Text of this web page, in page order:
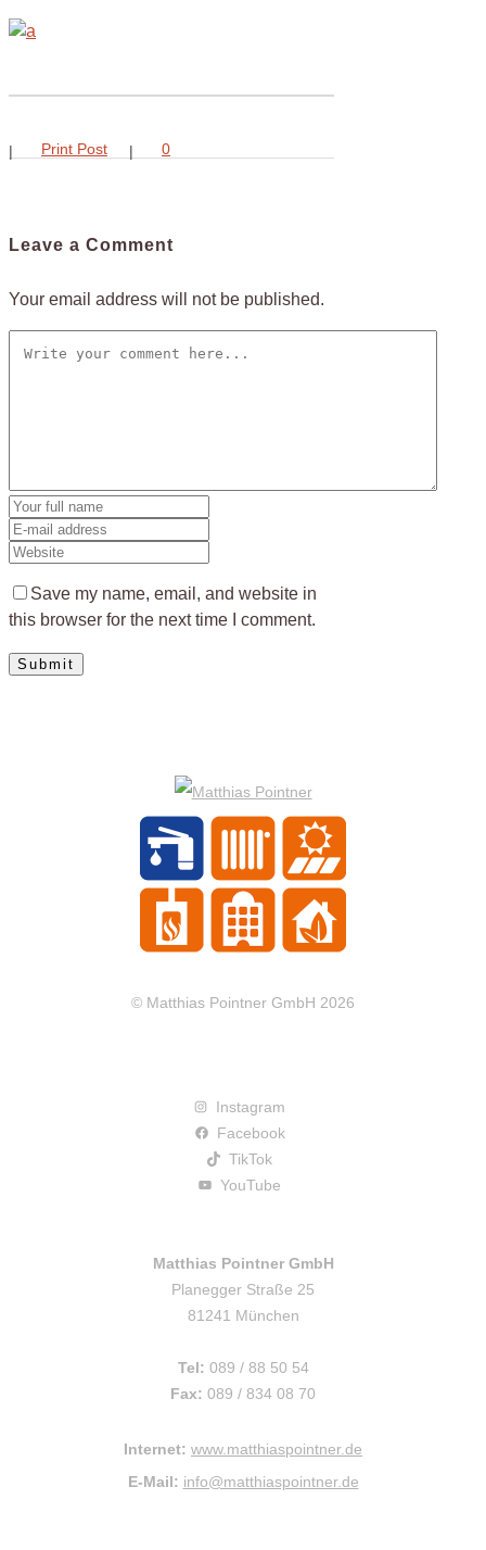
Print Post 0
Leave a Comment
Your email address will not be published.
Save my name, email, and website in
this browser for the next time I comment.
© Matthias Pointner GmbH 2026
Instagram
Facebook
TikTok
YouTube
Matthias Pointner GmbH
Planegger Straße 25
81241 München
Tel: 089 / 88 50 54
Fax: 089 / 834 08 70
Internet: www.matthiaspointner.de
E-Mail: info@matthiaspointner.de